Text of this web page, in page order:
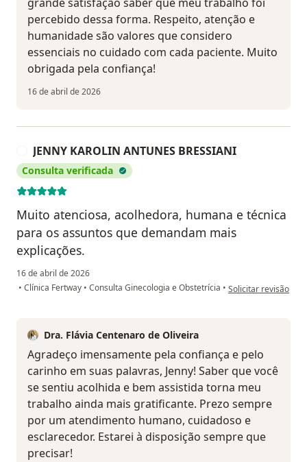
percebido dessa forma. Respeito, atenção e
humanidade são valores que considero
essenciais no cuidado com cada paciente. Muito
obrigada pela confiança!
16 de abril de 2026
JENNY KAROLIN ANTUNES BRESSIANI
Consulta verificada
Muito atenciosa, acolhedora, humana e técnica
para os assuntos que demandam mais
explicações.
16 de abril de 2026
• Clínica Fertway • Consulta Ginecologia e Obstetrícia • na opinião do
Solicitar revisão
Dra. Flávia Centenaro de Oliveira
Agradeço imensamente pela confiança e pelo
carinho em suas palavras, Jenny! Saber que você
se sentiu acolhida e bem assistida torna meu
trabalho ainda mais gratificante. Prezo sempre
por um atendimento humano, cuidadoso e
esclarecedor. Estarei à disposição sempre que
precisar!